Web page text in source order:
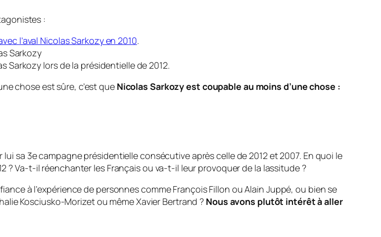
:
l’aval Nicolas Sarkozy en 2010.
Sarkozy
Sarkozy lors de la présidentielle de 2012.
chose est sûre, c’est que Nicolas Sarkozy est coupable au moins d’une chose :
sa 3e campagne présidentielle consécutive après celle de 2012 et 2007. En quoi le
? Va-t-il réenchanter les Français ou va-t-il leur provoquer de la lassitude ?
à l’expérience de personnes comme François Fillon ou Alain Juppé, ou bien se
Kosciusko-Morizet ou même Xavier Bertrand ? Nous avons plutôt intérêt à aller